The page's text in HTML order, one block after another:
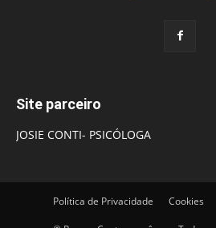
Site parceiro
JOSIE CONTI- PSICÓLOGA
Política de Privacidade Cookies